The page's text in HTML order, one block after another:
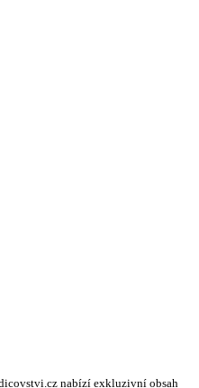
nabízí exkluzivní obsah